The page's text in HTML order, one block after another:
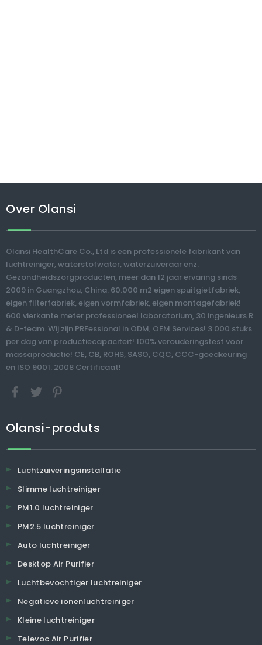
Over Olansi
Olansi HealthCare Co., Ltd is een professionele fabrikant van
luchtreiniger, waterstofwater, waterzuiveraar enz.
Gezondheidszorgproducten, meer dan 12 jaar ervaring sinds
2009 in Guangzhou, China. 60.000 m2 eigen spuitgietfabriek,
eigen filterfabriek, eigen vormfabriek, eigen montagefabriek!
600 vierkante meter professioneel laboratorium, 30 ingenieurs R
& D-team. Wij zijn PRFessional in ODM, OEM Services! 3.000 stuks
per dag van productiecapaciteit! 100% verouderingstest voor
massaproductie! CE, CB, ROHS, SASO, CQC, CCC-goedkeuring
en ISO 9001: 2008 Certificaat!
Olansi-produts
Luchtzuiveringsinstallatie
Slimme luchtreiniger
PM1.0 luchtreiniger
PM2.5 luchtreiniger
Auto luchtreiniger
Desktop Air Purifier
Luchtbevochtiger luchtreiniger
Negatieve ionenluchtreiniger
Kleine luchtreiniger
Televoc Air Purifier